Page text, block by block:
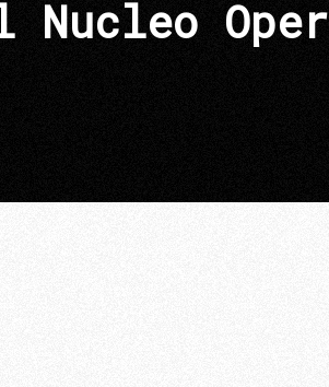
Nucleo